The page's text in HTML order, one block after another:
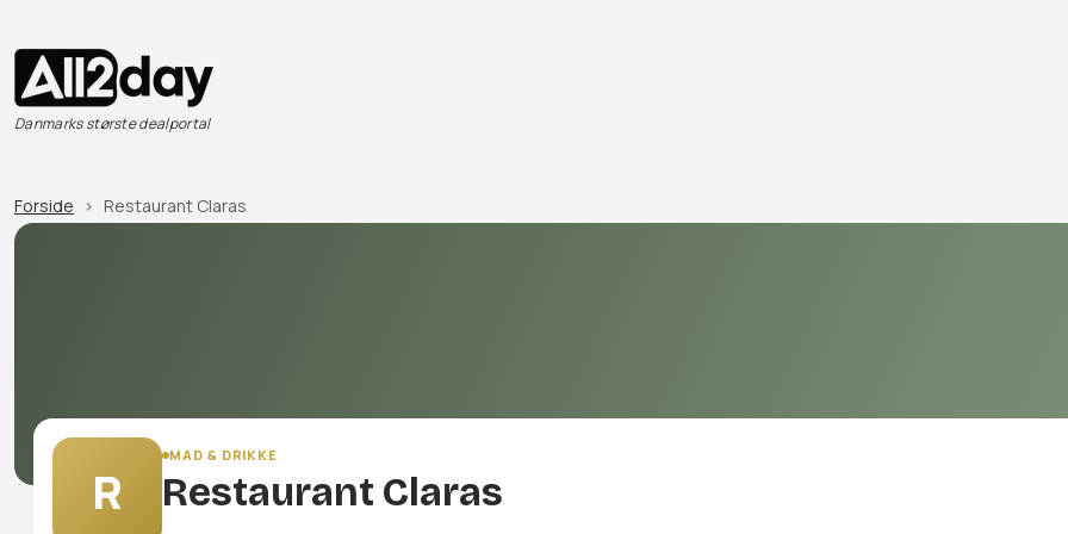
Danmarks største dealportal
Forside Restaurant Claras
R
MAD & DRIKKE
Restaurant Claras